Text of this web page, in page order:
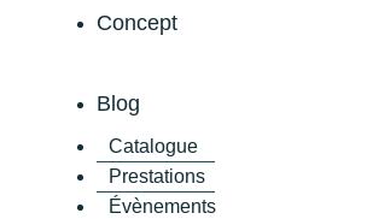
Concept
Blog
Catalogue
Prestations
Évènements